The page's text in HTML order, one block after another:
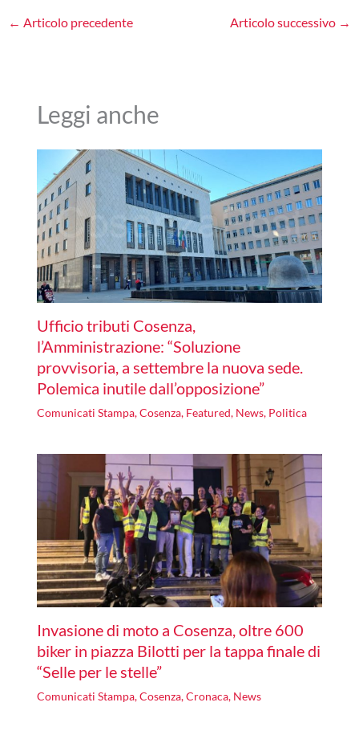
← Articolo precedente Articolo successivo →
Leggi anche
Ufficio tributi Cosenza,
l’Amministrazione: “Soluzione
provvisoria, a settembre la nuova sede.
Polemica inutile dall’opposizione”
Comunicati Stampa,Cosenza, Featured, News, Politica
Invasione di moto a Cosenza, oltre 600
biker in piazza Bilotti per la tappa finale di
“Selle per le stelle”
Comunicati Stampa,Cosenza,Cronaca, News